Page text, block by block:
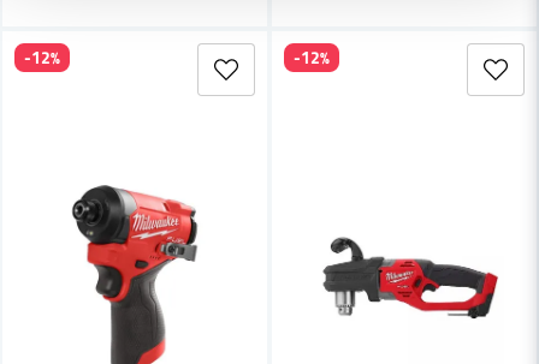
-12% -12%